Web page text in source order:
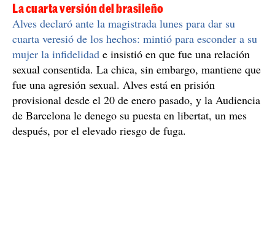
La cuarta versión del brasileño
Alves declaró ante la magistrada lunes para dar su
cuarta veresió de los hechos: mintió para esconder a su
mujer la infidelidad e insistió en que fue una relación
sexual consentida. La chica, sin embargo, mantiene que
fue una agresión sexual. Alves está en prisión
provisional desde el 20 de enero pasado, y la Audiencia
de Barcelona le denego su puesta en libertat, un mes
después, por el elevado riesgo de fuga.